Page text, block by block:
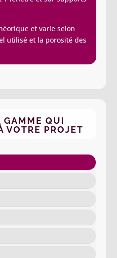
et varie selon
utilisé et la porosité des
GAMME QUI
VOTRE PROJET